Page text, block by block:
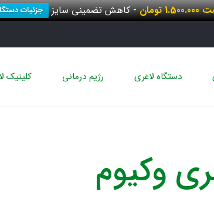
تومان - کاهش تضمینی سایز جزئیات
دستگاه لاغری رژیم درمانی کلینیک
وکیوم